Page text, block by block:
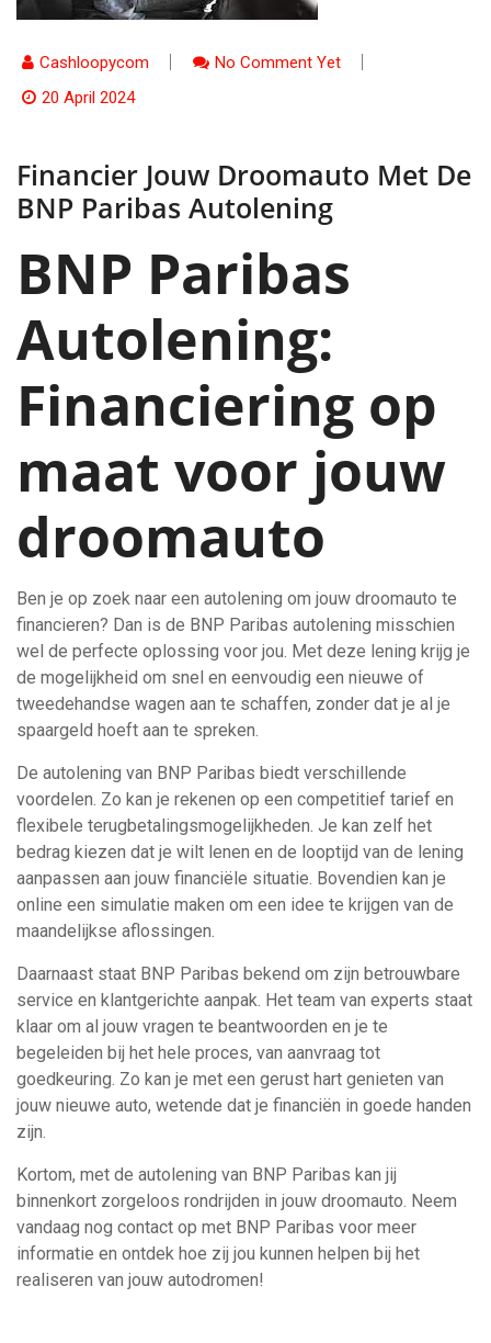
Cashloopycom
No Comment Yet
20 April 2024
Financier Jouw Droomauto Met De
BNP Paribas Autolening
BNP Paribas
Autolening:
Financiering op
maat voor jouw
droomauto
Ben je op zoek naar een autolening om jouw droomauto te
financieren? Dan is de BNP Paribas autolening misschien
wel de perfecte oplossing voor jou. Met deze lening krijg je
de mogelijkheid om snel en eenvoudig een nieuwe of
tweedehandse wagen aan te schaffen, zonder dat je al je
spaargeld hoeft aan te spreken.
De autolening van BNP Paribas biedt verschillende
voordelen. Zo kan je rekenen op een competitief tarief en
flexibele terugbetalingsmogelijkheden. Je kan zelf het
bedrag kiezen dat je wilt lenen en de looptijd van de lening
aanpassen aan jouw financiële situatie. Bovendien kan je
online een simulatie maken om een idee te krijgen van de
maandelijkse aflossingen.
Daarnaast staat BNP Paribas bekend om zijn betrouwbare
service en klantgerichte aanpak. Het team van experts staat
klaar om al jouw vragen te beantwoorden en je te
begeleiden bij het hele proces, van aanvraag tot
goedkeuring. Zo kan je met een gerust hart genieten van
jouw nieuwe auto, wetende dat je financiën in goede handen
zijn.
Kortom, met de autolening van BNP Paribas kan jij
binnenkort zorgeloos rondrijden in jouw droomauto. Neem
vandaag nog contact op met BNP Paribas voor meer
informatie en ontdek hoe zij jou kunnen helpen bij het
realiseren van jouw autodromen!